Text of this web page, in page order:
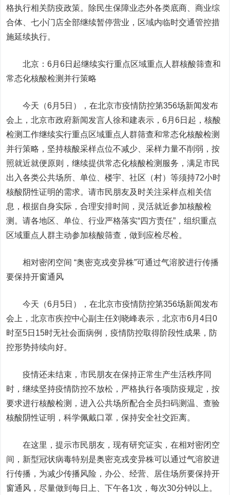
格执行相关防疫政策。
除民生保障业态外各类底商、商业综
合体、七小门店全部继续暂停营业，区域内临时交通管控措
施延续执行。
北京：6月6日起继续实行重点区域重点人群核酸筛查和
常态化核酸检测并行策略
今天（6月5日），在北京市疫情防控第356场新闻发布
会上，北京市政府新闻发言人徐和建表示，6月6日起，核酸
检测工作继续实行重点区域重点人群筛查和常态化核酸检测
并行策略，坚持核酸采样点位不减少、采样力量不削弱，按
照就近就便原则，继续提供常态化核酸检测服务，满足市民
出入各类公共场所、单位、楼宇、社区（村）等须持72小时
核酸阴性证明的需求。请市民朋友及时关注采样点相关信
息，根据自身实际，合理安排时间，灵活就近参加核酸检
测。请各地区、单位、行业严格落实“四方责任”，组织重点
区域重点人群主动参加核酸筛查，做到应检尽检。
相对密闭空间 “奥密克戎变异株”可通过气溶胶进行传播
要保持开窗通风
今天（6月5日），在北京市疫情防控第356场新闻发布
会上，北京市疾控中心副主任刘晓峰表示，北京市6月4日0
时至5日15时无社会面病例，疫情防控取得阶段性成果，防
控形势持续向好。
疫情还未结束，市民朋友在保持正常生产生活秩序同
时，继续坚持疫情防控不放松，严格执行各项防疫规定，按
要求进行核酸检测，进入公共场所配合全员扫码测温、查验
核酸阴性证明，科学佩戴口罩，保持安全社交距离。
在这里，提示市民朋友，现有研究证实，在相对密闭空
间，新型冠状病毒特别是奥密克戎变异株可以通过气溶胶进
行传播，为减少传播风险，办公、经营、居住场所要保持开
窗通风，尽量做到每日上、下午各1次，每次30分钟以上。